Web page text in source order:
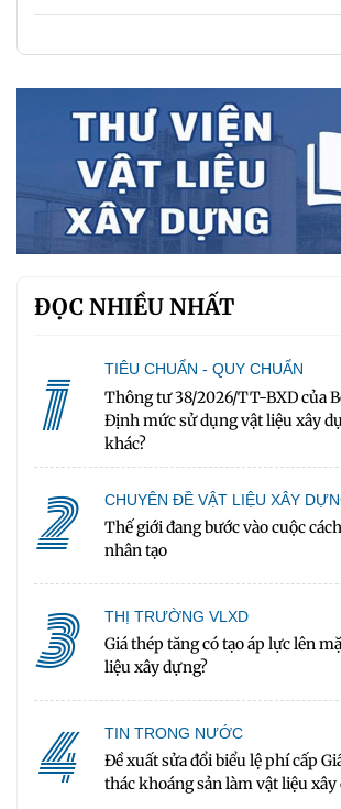
ĐỌC NHIỀU NHẤT
1 TIÊU CHUẨN - QUY CHUẨN
Thông tư 38/2026/TT-BXD của
Định mức sử dụng vật liệu xây
khác?
2 CHUYÊN ĐỀ VẬT LIỆU XÂY
Thế giới đang bước vào cuộc
nhân tạo
3 THỊ TRƯỜNG VLXD
Giá thép tăng có tạo áp lực lên
liệu xây dựng?
4 TIN TRONG NƯỚC
Đề xuất sửa đổi biểu lệ phí cấp
thác khoáng sản làm vật liệu